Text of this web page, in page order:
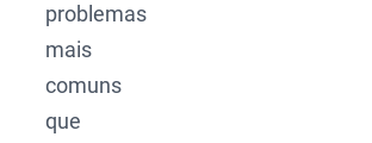
problemas
mais
comuns
que